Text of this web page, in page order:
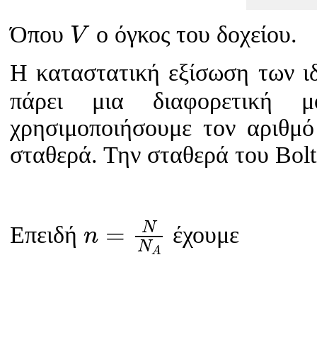
Όπου V
Vο όγκος του δοχείου.
Η καταστατική εξίσωση των
πάρει μια
χρησιμοποιήσουμε τον
σταθερά. Την σταθερά του
Επειδή n =
N
NA
NA
έχουμε